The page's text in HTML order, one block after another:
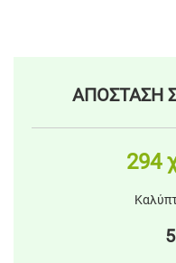
ΑΠΟΣΤΑΣΗ
294